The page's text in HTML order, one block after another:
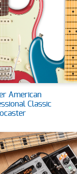
American
Classic